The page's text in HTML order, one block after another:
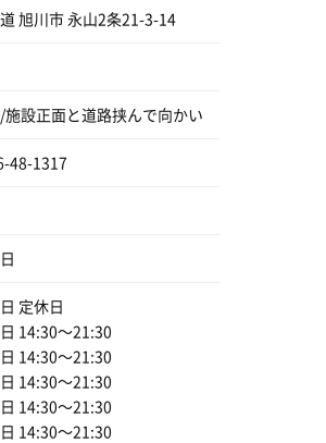
旭川市 永山2条21-3-14
施設正面と道路挟んで向かい
48-1317
定休日
14:30〜21:30
14:30〜21:30
14:30〜21:30
14:30〜21:30
14:30〜21:30